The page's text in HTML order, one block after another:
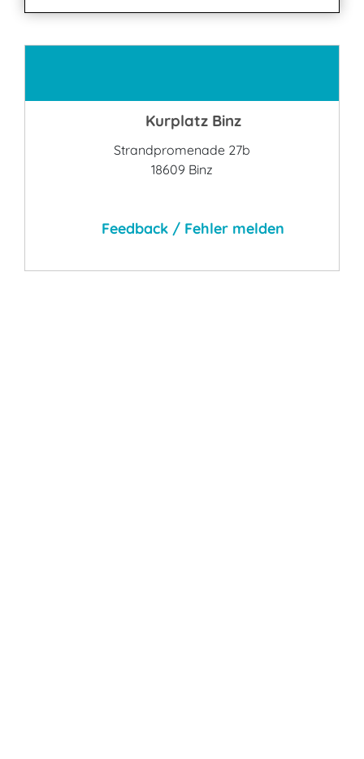
Kurplatz Binz
Strandpromenade 27b
18609 Binz
Feedback / Fehler melden